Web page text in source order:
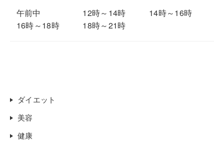
午前中 12時～14時
14時～16時
16時～18時
18時～21時
ダイエット
美容
健康